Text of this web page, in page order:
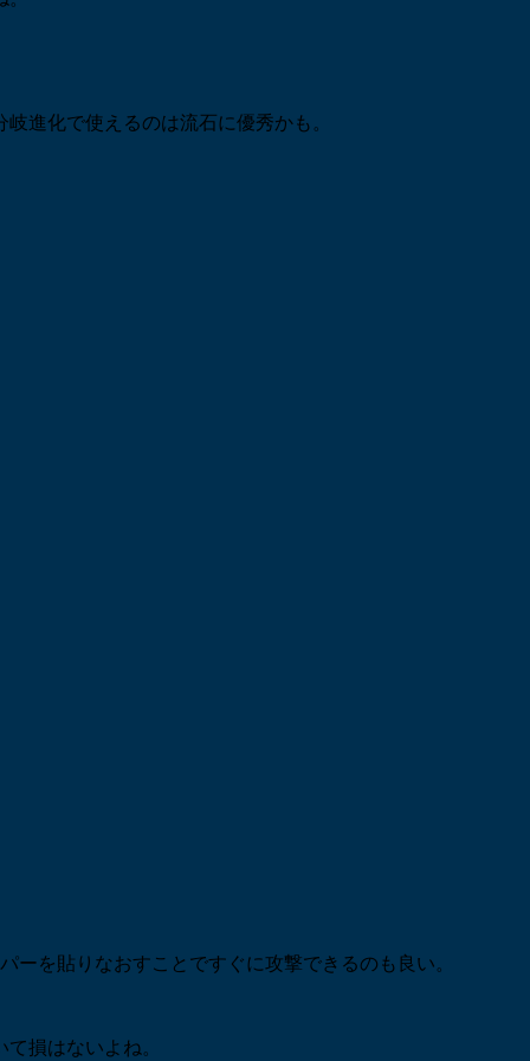
進化で使えるのは流石に優秀かも。
を貼りなおすことですぐに攻撃できるのも良い。
損はないよね。